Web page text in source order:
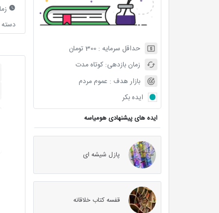
حداقل سرمایه :300 تومان
زمان بازدهی:کوتاه مدت
بازار هدف : عموم مردم
ایده بکر
ایده های پیشنهادی هومیاسه
پازل شیشه ای
قفسه کتاب خلاقانه